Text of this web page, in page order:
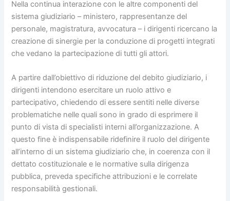
Nella continua interazione con le altre componenti del
sistema giudiziario – ministero, rappresentanze del
personale, magistratura, avvocatura – i dirigenti ricercano la
creazione di sinergie per la conduzione di progetti integrati
che vedano la partecipazione di tutti gli attori.
A partire dall’obiettivo di riduzione del debito giudiziario, i
dirigenti intendono esercitare un ruolo attivo e
partecipativo, chiedendo di essere sentiti nelle diverse
problematiche nelle quali sono in grado di esprimere il
punto di vista di specialisti interni all’organizzazione. A
questo fine è indispensabile ridefinire il ruolo del dirigente
all’interno di un sistema giudiziario che, in coerenza con il
dettato costituzionale e le normative sulla dirigenza
pubblica, preveda specifiche attribuzioni e le correlate
responsabilità gestionali.